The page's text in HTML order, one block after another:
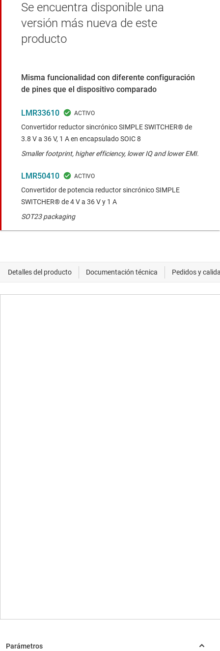
Se encuentra disponible una
versión más nueva de este
producto
Misma funcionalidad con diferente configuración
de pines que el dispositivo comparado
LMR33610
Convertidor reductor sincrónico SIMPLE SWITCHER® de
3.8 V a 36 V, 1 A en encapsulado SOIC 8
Smaller footprint, higher efficiency, lower IQ and lower EMI.
LMR50410
Convertidor de potencia reductor sincrónico SIMPLE
SWITCHER® de 4 V a 36 V y 1 A
SOT23 packaging